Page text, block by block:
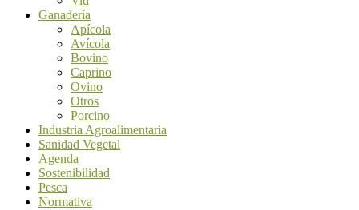
Ganadería
Apícola
Avícola
Bovino
Caprino
Ovino
Otros
Porcino
Industria Agroalimentaria
Sanidad Vegetal
Agenda
Sostenibilidad
Pesca
Normativa